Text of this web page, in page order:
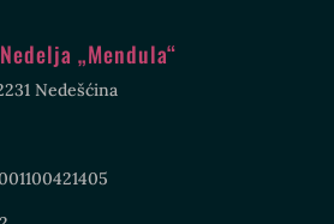
„Mendula“
Nedešćina